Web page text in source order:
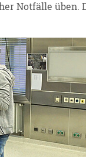
Notfälle üben.